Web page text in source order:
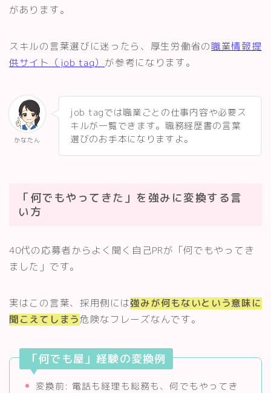
があります。
スキルの言葉選びに迷ったら、厚生労働省の職業情報提
供サイト（job tag） が参考になります。
かなたん
job tagでは職業ごとの仕事内容や必要ス
キルが一覧できます。職務経歴書の言葉
選びのお手本になりますよ。
「何でもやってきた」を強みに変換する言
い方
40代の応募者からよく聞く自己PRが「何でもやってき
ました」です。
実はこの言葉、採用側には強みが何もないという意味に
聞こえてしまう危険なフレーズなんです。
「何でも屋」経験の変換例
変換前: 電話も経理も総務も、何でもやってき